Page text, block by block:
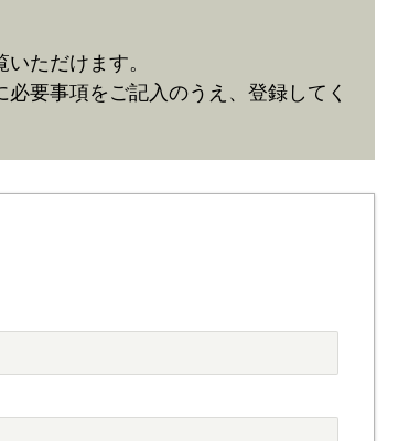
ただけます。
必要事項をご記入のうえ、登録してく